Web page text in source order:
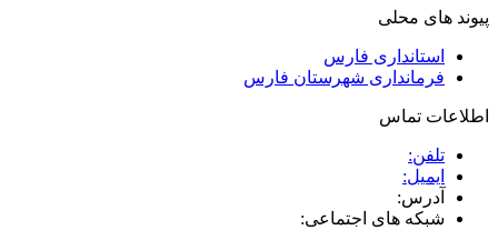
پیوند های محلی
استانداری فارس
فرمانداری شهرستان فارس
اطلاعات تماس
تلفن:
ایمیل:
آدرس:
شبکه های اجتماعی: